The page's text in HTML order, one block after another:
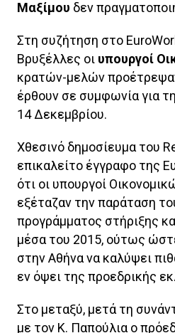
Μαξίμου δεν
Στη συζήτηση στο
Βρυξέλλες οι υπουργοί
κρατών-μελών
έρθουν σε συμφωνία για
14 Δεκεμβρίου.
Χθεσινό δημοσίευμα του
επικαλείτο έγγραφο της
ότι οι υπουργοί
εξέταζαν την παράταση
προγράμματος στήριξης
μέσα του 2015, ούτως
στην Αθήνα να καλύψει
εν όψει της προεδρικής
Στο μεταξύ, μετά τη
με τον Κ. Παπούλια ο